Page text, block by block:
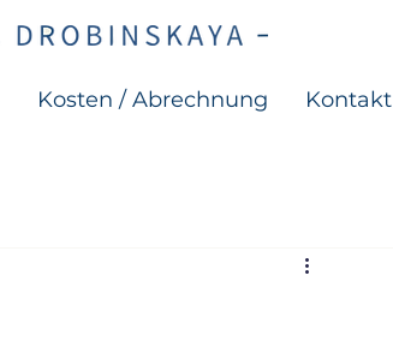
Kosten / Abrechnung Kontakt